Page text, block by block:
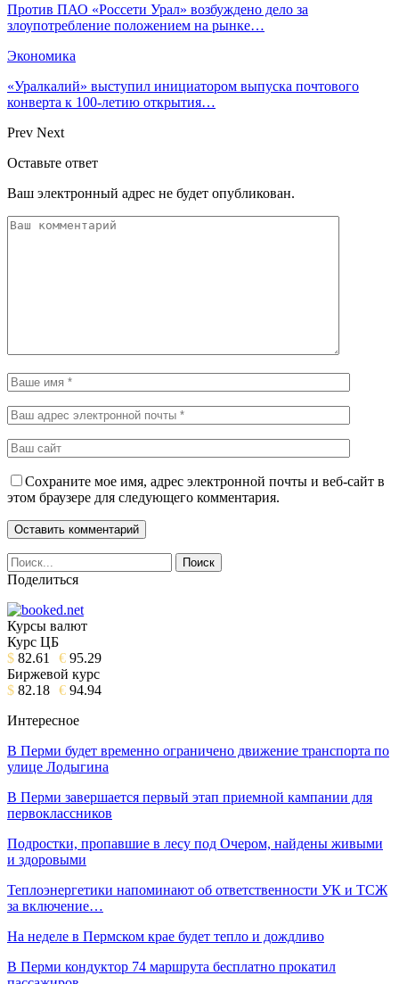
Против ПАО «Россети Урал» возбуждено дело за
злоупотребление положением на рынке…
Экономика
«Уралкалий» выступил инициатором выпуска почтового
конверта к 100-летию открытия…
Prev Next
Оставьте ответ
Ваш электронный адрес не будет опубликован.
Сохраните мое имя, адрес электронной почты и веб-сайт в
этом браузере для следующего комментария.
Поделиться
Курсы валют
Курс ЦБ
$ 82.61 € 95.29
Биржевой курс
$ 82.18 € 94.94
Интересное
В Перми будет временно ограничено движение транспорта по
улице Лодыгина
В Перми завершается первый этап приемной кампании для
первоклассников
Подростки, пропавшие в лесу под Очером, найдены живыми
и здоровыми
Теплоэнергетики напоминают об ответственности УК и ТСЖ
за включение…
На неделе в Пермском крае будет тепло и дождливо
В Перми кондуктор 74 маршрута бесплатно прокатил